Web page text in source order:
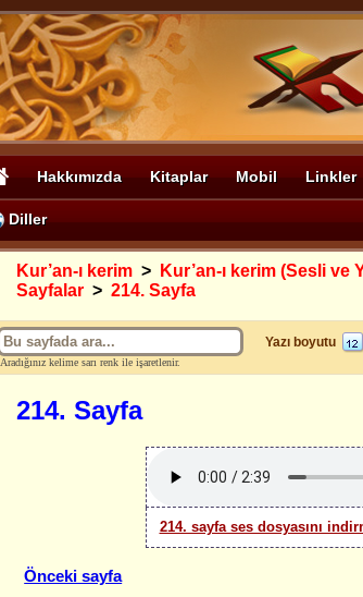
Hakkımızda Kitaplar Mobil Linkler
Diller
Kur’an-ı kerim > Kur’an-ı kerim (Sesli ve
Sayfalar > 214. Sayfa
Aradığınız kelime sarı renk ile işaretlenir.
Yazı boyutu
214. Sayfa
214. sayfa ses dosyasını
Önceki sayfa